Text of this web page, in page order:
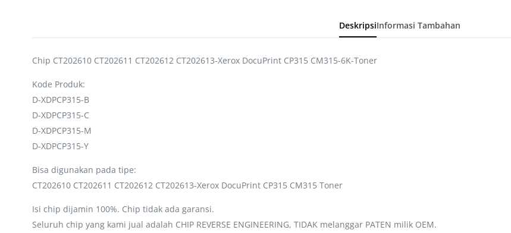
DeskripsiInformasi Tambahan
Chip CT202610 CT202611 CT202612 CT202613-Xerox DocuPrint CP315 CM315-6K-Toner
Kode Produk:
D-XDPCP315-B
D-XDPCP315-C
D-XDPCP315-M
D-XDPCP315-Y
Bisa digunakan pada tipe:
CT202610 CT202611 CT202612 CT202613-Xerox DocuPrint CP315 CM315 Toner
Isi chip dijamin 100%. Chip tidak ada garansi.
Seluruh chip yang kami jual adalah CHIP REVERSE ENGINEERING, TIDAK melanggar PATEN milik OEM.